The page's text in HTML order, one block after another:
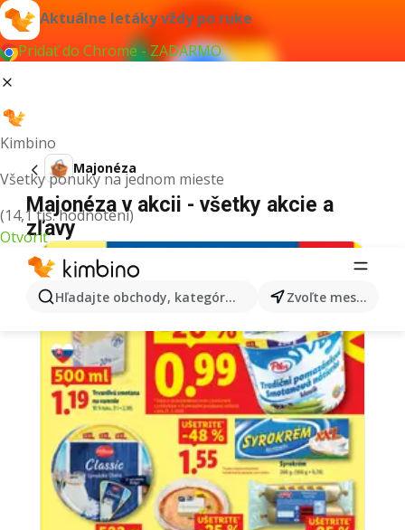
Aktuálne letáky vždy po ruke
Pridať do Chrome - ZADARMO
Kimbino
Všetky ponuky na jednom mieste
(14,1 tis. hodnotení)
Otvoriť
Hľadajte obchody, kategórie, produkty... Zvoľte mesto
Majonéza
Majonéza v akcii - všetky akcie a
zľavy